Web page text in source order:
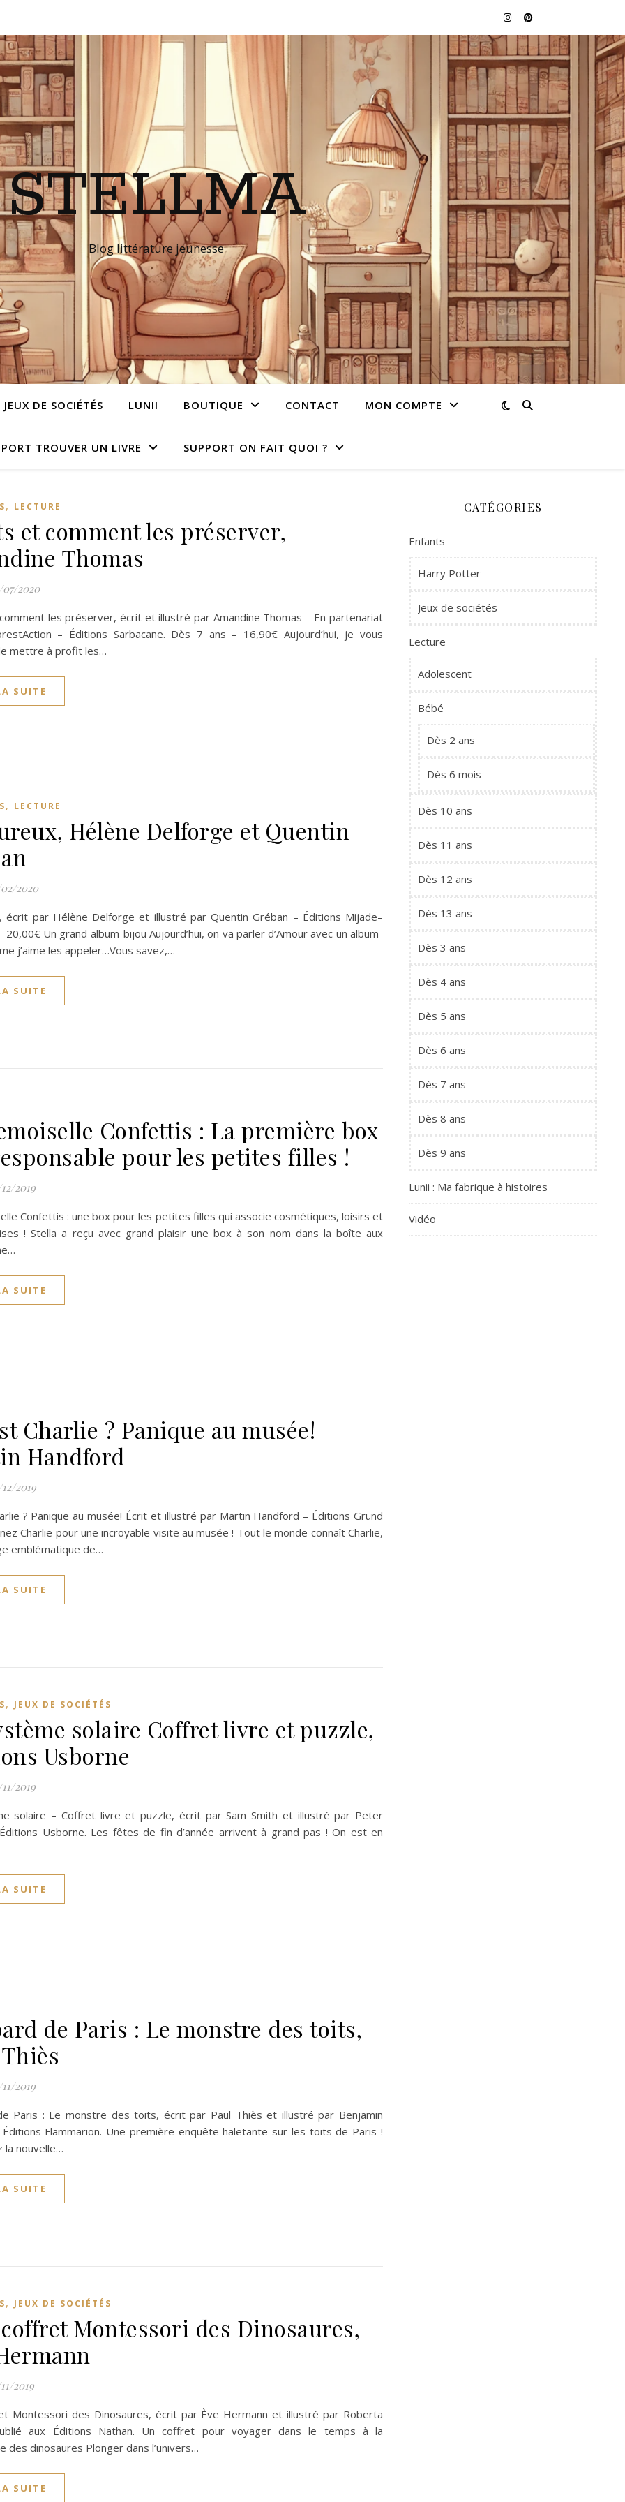
STELLMA
Blog littérature jeunesse
JEUX DE SOCIÉTÉS LUNII BOUTIQUE CONTACT MON COMPTE
TROUVER UN LIVRE SUPPORT ON FAIT QUOI ?
, LECTURE
et comment les préserver,
Thomas
2020
les préserver, écrit et illustré par Amandine Thomas – En partenariat
– Éditions Sarbacane. Dès 7 ans – 16,90€ Aujourd’hui, je vous
mettre à profit les…
SUITE
, LECTURE
Hélène Delforge et Quentin
2020
écrit par Hélène Delforge et illustré par Quentin Gréban – Éditions Mijade–
20,00€ Un grand album-bijou Aujourd’hui, on va parler d’Amour avec un album-
j’aime les appeler…Vous savez,…
SUITE
Confettis : La première box
pour les petites filles !
2019
Confettis : une box pour les petites filles qui associe cosmétiques, loisirs et
! Stella a reçu avec grand plaisir une box à son nom dans la boîte aux
SUITE
Charlie ? Panique au musée!
Handford
2019
? Panique au musée! Écrit et illustré par Martin Handford – Éditions Gründ
Charlie pour une incroyable visite au musée ! Tout le monde connaît Charlie,
emblématique de…
SUITE
, JEUX DE SOCIÉTÉS
solaire Coffret livre et puzzle,
Usborne
2019
solaire – Coffret livre et puzzle, écrit par Sam Smith et illustré par Peter
Usborne. Les fêtes de fin d’année arrivent à grand pas ! On est en
SUITE
de Paris : Le monstre des toits,
2019
Paris : Le monstre des toits, écrit par Paul Thiès et illustré par Benjamin
Flammarion. Une première enquête haletante sur les toits de Paris !
la nouvelle…
SUITE
, JEUX DE SOCIÉTÉS
Montessori des Dinosaures,
2019
Montessori des Dinosaures, écrit par Ève Hermann et illustré par Roberta
aux Éditions Nathan. Un coffret pour voyager dans le temps à la
des dinosaures Plonger dans l’univers…
SUITE
CATÉGORIES
Enfants
Harry Potter
Jeux de sociétés
Lecture
Adolescent
Bébé
Dès 2 ans
Dès 6 mois
Dès 10 ans
Dès 11 ans
Dès 12 ans
Dès 13 ans
Dès 3 ans
Dès 4 ans
Dès 5 ans
Dès 6 ans
Dès 7 ans
Dès 8 ans
Dès 9 ans
Lunii : Ma fabrique à histoires
Vidéo